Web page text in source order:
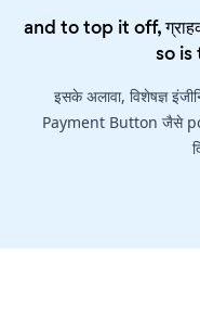
and to top it off,
so
इसके अलावा, विशेषज्ञ
Payment Button जैसे